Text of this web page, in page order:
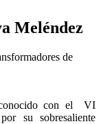
Meléndez
con el  VI
su sobresaliente